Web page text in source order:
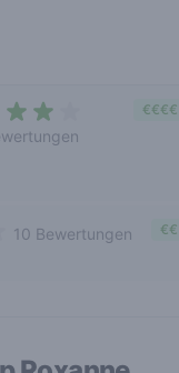
€€€€
10 Bewertungen €€